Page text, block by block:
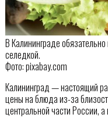
В Калининграде
селедкой.
Фото: pixabay.com
Калининград — настоящий
цены на блюда из-за
центральной части России,